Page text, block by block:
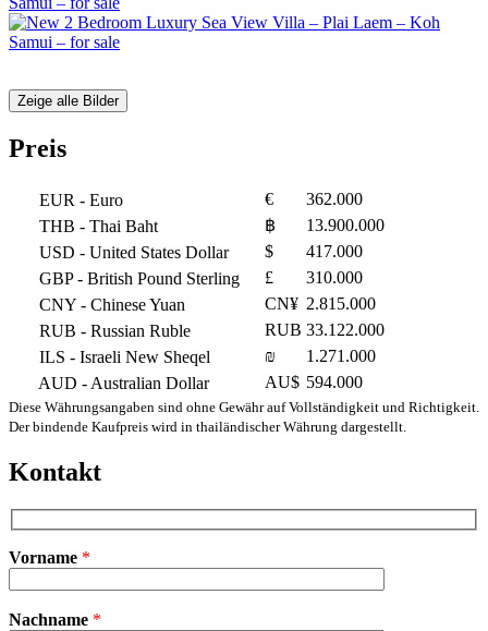
Zeige alle Bilder
Preis
EUR - Euro €
362.000
THB - Thai Baht ฿
13.900.000
USD - United States Dollar $
417.000
GBP- British Pound Sterling £
310.000
CNY - Chinese Yuan CN¥ 2.815.000
RUB - Russian Ruble RUB 33.122.000
ILS - Israeli New Sheqel ₪
1.271.000
AUD - Australian Dollar AU$ 594.000
Diese Währungsangaben sind ohne Gewähr auf Vollständigkeit und Richtigkeit.
Der bindende Kaufpreis wird in thailändischer Währung dargestellt.
Kontakt
Vorname *
lasse
Nachname *